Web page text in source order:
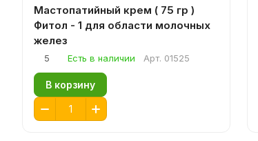
Мастопатийный крем ( 75 гр )
Фитол - 1 для области молочных
желез
5 Есть в наличии Арт. 01525
В корзину